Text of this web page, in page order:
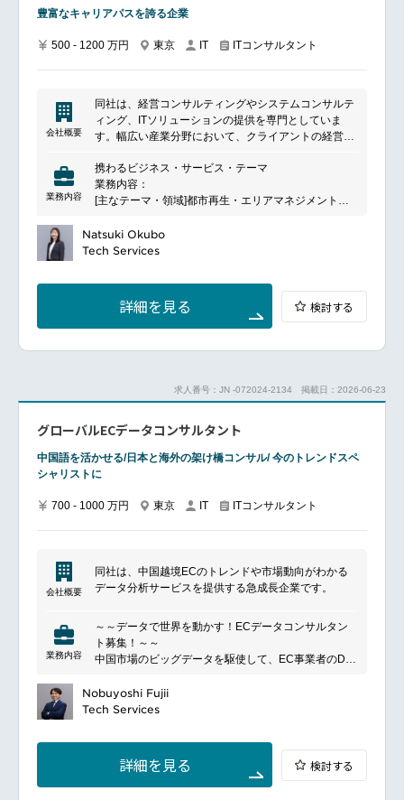
入社後に期待すること商品導入済／導入中の顧客に対
まえた改善アイディアの創出の①②を担っていただき
環境・保有データの状況・実行体制を踏まえ、社内で
実現可能性を議論したうえで「実行可能な計画」に昇
華します。
に対して経営管理業務の課題をヒアリングし、顧客ビ
ジネスに添った改善施策の案を作成いただく想定で
す。改善案をいきなり顧客に掲示するのではなく、顧
実現可能性を社内で討議し、実現性のある計画として
提案に昇華します。
豊富なキャリアパスを誇る企業
500 - 1200 万円 東京 IT ITコンサルタント
会社概要
同社は、経営コンサルティングやシステムコンサルテ
ィング、ITソリューションの提供を専門としていま
す。幅広い産業分野において、クライアントの経営課
入を行います。また、金融や産業分野に特化したITサ
ービスを提供し、企業のデジタル変革を支援します。
持続可能な社会の実現を目指し、価値創造を重視しな
業務内容
携わるビジネス・サービス・テーマ
業務内容：
[主なテーマ・領域]都市再生・エリアマネジメント、
境・エネルギー、防災、イノベーション、産学連携、
ルール形成、経済安全保障、デジタルガバメント、ヘ
教育・リスキリング、中小企業支援、その他
[プロジェクト例]政策立案・制度設計支援、大型復興
支援事業、大型経済対策事業、PPP/PFI/官民連携プロ
Natsuki Okubo
Tech Services
詳細を見る 検討する
求人番号：JN -072024-2134 掲載日：2026-06-23
グローバルECデータコンサルタント
中国語を活かせる/日本と海外の架け橋コンサル/ 今のトレンドスペ
シャリストに
700 - 1000 万円 東京 IT ITコンサルタント
会社概要
同社は、中国越境ECのトレンドや市場動向がわかる
データ分析サービスを提供する急成長企業です。
業務内容
～～データで世界を動かす！ECデータコンサルタン
ト募集！～～
中国市場のビッグデータを駆使して、EC事業者のDX
同社は、日本と中国で1,000社を超えるEC事業者の
DX化を支援しています。「データ分析サービス」を
て、更なる事業拡大を目指し、中国及びアジア圏にお
けるグローバルEC事業の拡大を牽引する、【日本
語】と【中国語】に堪能な◤ECデータコンサルタント
◢を募集しています！
Nobuyoshi Fujii
Tech Services
詳細を見る 検討する